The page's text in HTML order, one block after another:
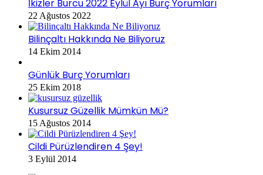
İkizler Burcu 2022 Eylül Ayı Burç Yorumları
22 Ağustos 2022
Bilinçaltı Hakkında Ne Biliyoruz
14 Ekim 2014
Günlük Burç Yorumları
25 Ekim 2018
Kusursuz Güzellik Mümkün Mü?
15 Ağustos 2014
Cildi Pürüzlendiren 4 Şey!
3 Eylül 2014